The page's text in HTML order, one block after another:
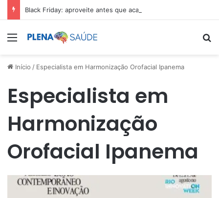
Black Friday: aproveite antes que acabe
Menu
Início / Especialista em Harmonização Orofacial Ipanema
Especialista em
Harmonização
Orofacial Ipanema